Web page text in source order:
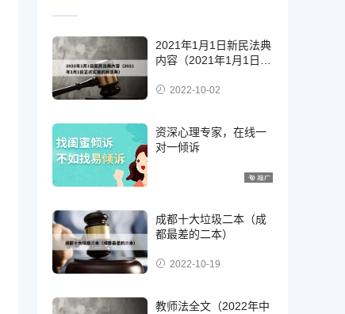
2021年1月1日新民法典
内容（2021年1月1日正
2022-10-02
资深心理专家，在线一
对一倾诉
成都十大垃圾二本（成
都最差的二本）
2022-10-19
教师法全文（2022年中